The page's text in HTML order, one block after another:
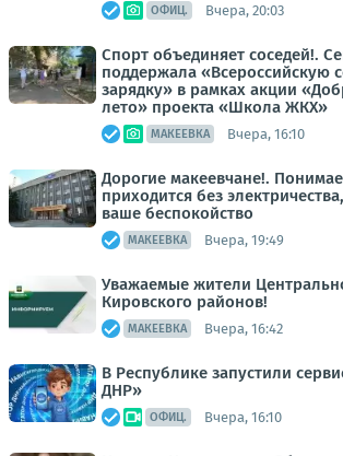
ОФИЦ. Вчера, 20:03
Спорт объединяет соседей!.
поддержала «Всероссийскую
зарядку» в рамках акции
лето» проекта «Школа ЖКХ»
МАКЕЕВКА Вчера, 16:10
Дорогие макеевчане!.
приходится без
ваше беспокойство
МАКЕЕВКА Вчера, 19:49
Уважаемые жители
Кировского районов!
МАКЕЕВКА Вчера, 16:42
В Республике запустили
ДНР»
ОФИЦ. Вчера, 16:10